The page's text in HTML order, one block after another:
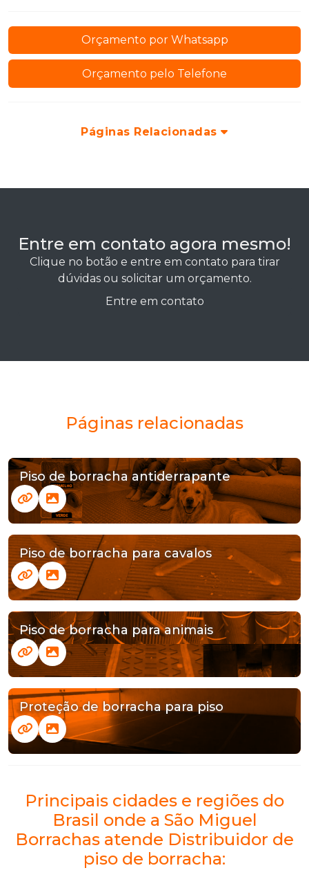
Orçamento por Whatsapp
Orçamento pelo Telefone
Páginas Relacionadas
Entre em contato agora mesmo!
Clique no botão e entre em contato para tirar
dúvidas ou solicitar um orçamento.
Entre em contato
Páginas relacionadas
Piso de borracha antiderrapante
Piso de borracha para cavalos
Piso de borracha para animais
Proteção de borracha para piso
Principais cidades e regiões do
Brasil onde a São Miguel
Borrachas atende Distribuidor de
piso de borracha: